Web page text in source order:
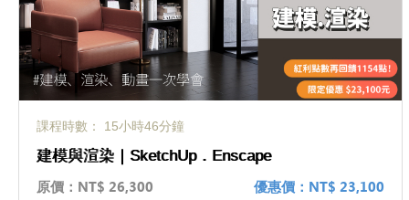
課程時數： 15小時46分鐘
建模與渲染｜SketchUp．Enscape
原價： NT$ 26,300 優惠價： NT$ 23,100